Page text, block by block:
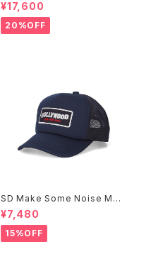
¥17,600
20%OFF
SD Make Some Noise Mes
h Cap
¥7,480
15%OFF